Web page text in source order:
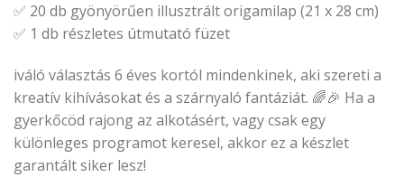
✅ 20 db gyönyörűen illusztrált origamilap (21 x 28 cm)
✅ 1 db részletes útmutató füzet
iváló választás 6 éves kortól mindenkinek, aki szereti a
kreatív kihívásokat és a szárnyaló fantáziát. 🌈🎉 Ha a
gyerkőcöd rajong az alkotásért, vagy csak egy
különleges programot keresel, akkor ez a készlet
garantált siker lesz!